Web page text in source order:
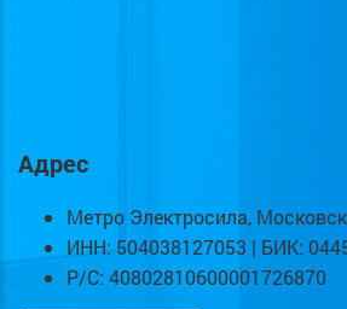
Адрес
Метро Электросила,
ИНН: 504038127053 | БИК:
Р/С: 40802810600001726870